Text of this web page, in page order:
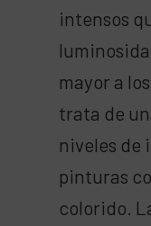
intensos
mayor a
trata de
niveles de
pinturas
colorido.